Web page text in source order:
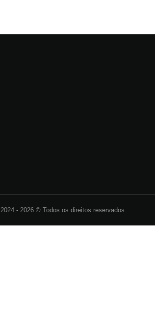
2024 - 2026 © Todos os direitos reservados.